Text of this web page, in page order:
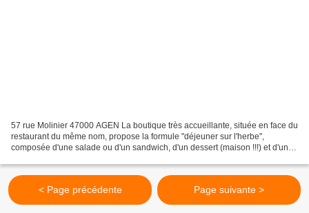
57 rue Molinier 47000 AGEN La boutique très accueillante, située en face du
restaurant du même nom, propose la formule "déjeuner sur l'herbe",
composée d'une salade ou d'un sandwich, d'un dessert (maison !!!) et d'une
< Page précédente Page suivante >